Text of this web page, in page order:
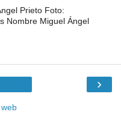
Prieto Foto:
Nombre Miguel Ángel
›